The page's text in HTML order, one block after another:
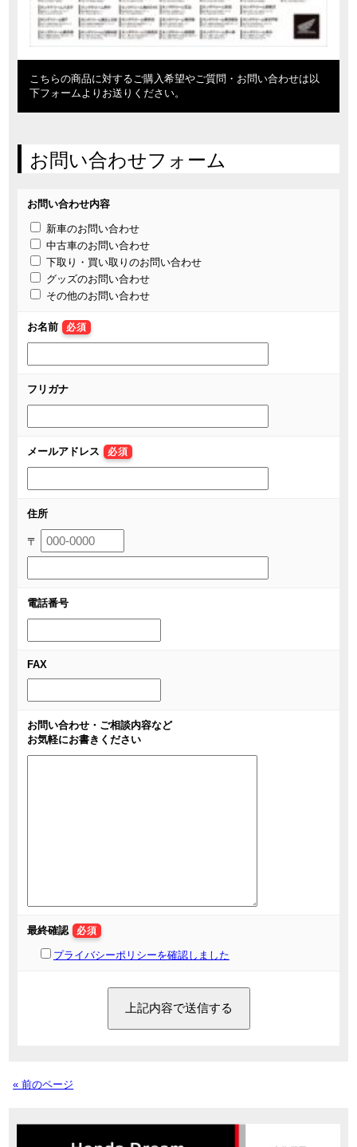
こちらの商品に対するご購入希望やご質問・お問い合わせは以
下フォームよりお送りください。
お問い合わせフォーム
お問い合わせ内容
新車のお問い合わせ
中古車のお問い合わせ
下取り・買い取りのお問い合わせ
グッズのお問い合わせ
その他のお問い合わせ
お名前 必須
フリガナ
メールアドレス 必須
住所
〒
電話番号
FAX
お問い合わせ・ご相談内容など
お気軽にお書きください
最終確認 必須
プライバシーポリシーを確認しました
« 前のページ